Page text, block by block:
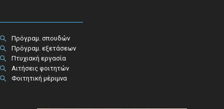
Πρόγραμ. σπουδών
Πρόγραμ. εξετάσεων
Πτυχιακή εργασία
Αιτήσεις φοιτητών
Φοιτητική μέριμνα